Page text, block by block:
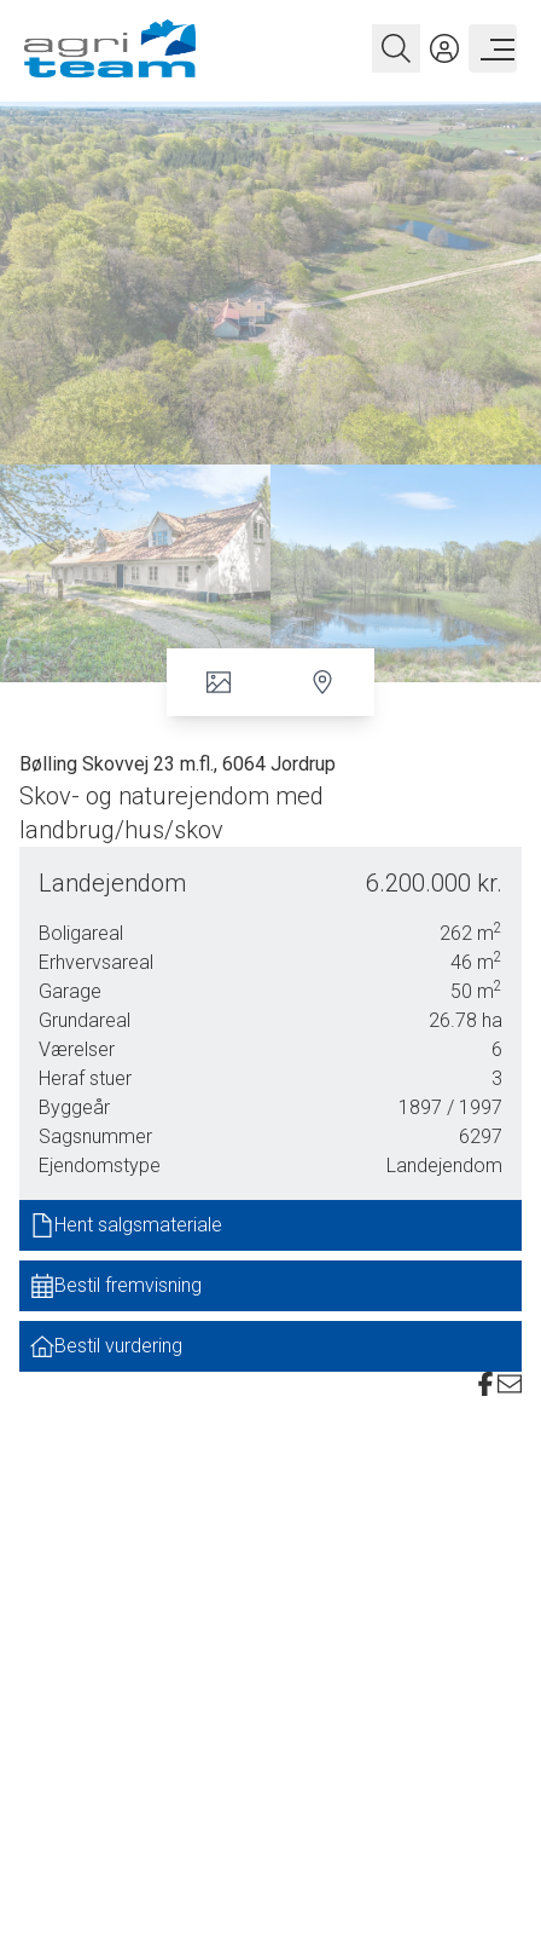
Bølling Skovvej 23 m.fl., 6064 Jordrup
Skov- og naturejendom med
landbrug/hus/skov
Ejendommen er beliggende som en del af Bølling
Sønderskov og grænser op til Jordrup Skov. Det samlede
areal består af tre selvstændige ejendomme: En
boligejendom med et udlejet stuehus, en landbrugsejendom
med græsarealer, søer, naturarealer samt et
kondemneringsmodent stuehus, og endelig en
skovejendom uden beboelse. De 3 ejendomme er
fuldstændigt sammenhængende og velarronderede.
Arealet er sammensat af en blanding af løvskov, nåleskov,
åbne arealer og græsarealer, hvilket giver gode forhold for
fred og ro, naturoplevelser og jagt.
Det undersøges p.t. om ejendommene kan registreres
samlet som en skovejendom, og dermed erhverves af alle
såvel private som selskaber og dermed uden bopælspligt.
Landejendom 6.200.000 kr.
Boligareal 262 m2
Erhvervsareal 46 m2
Garage 50 m2
Grundareal 26.78 ha
Værelser
6
Heraf stuer
3
Byggeår
1897 / 1997
Sagsnummer
6297
Ejendomstype
Landejendom
Hent salgsmateriale
Bestil fremvisning
Bestil vurdering